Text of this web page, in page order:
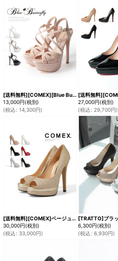
[送料無料][COMEX][Blue Buterfly]ブルーバタフライ・ピンクベージュ・ホワイト・シルバー・ブラック・ピンヒール・プラットフォーム・甲ストラップ・オープントゥ・ハイヒール・厚底・16cmヒール・ストラップ・サンダル[大きいサイズあり]
13,000円(税別)
(税込 : 14,300円)
27,000円(税別)
(税込 : 29,700円)
[送料無料][COMEX]ベージュ・シルバー・ブラック×レッド・ピンクベージュエナメル・ブラックエナメル・オープントゥ・厚底・プラットフォーム・14cmヒール・ハイヒール・パンプス[大きいサイズあり]
30,000円(税別)
(税込 : 33,000円)
6,300円(税別)
(税込 : 6,930円)